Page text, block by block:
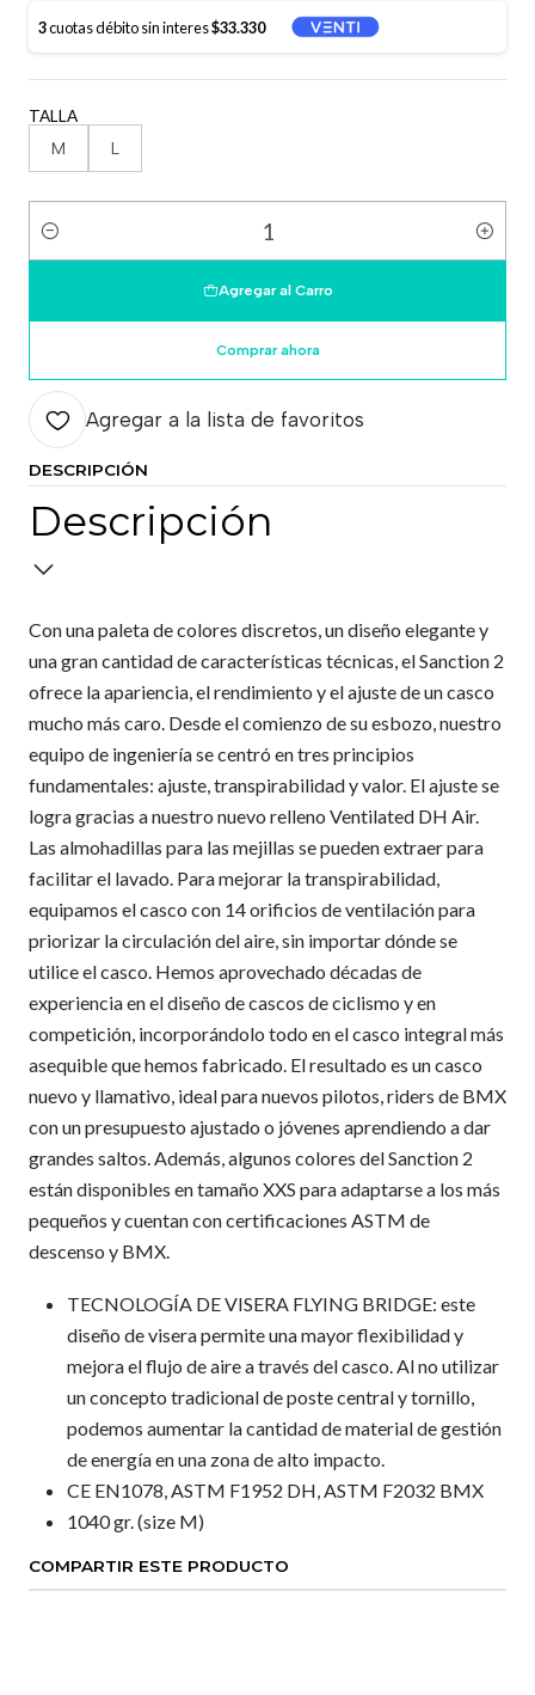
3cuotas débito sin interes$33.330
TALLA
M L
Cantidad
Agregar al Carro
Comprar ahora
Agregar a la lista de favoritos
DESCRIPCIÓN
Descripción
Con una paleta de colores discretos, un diseño elegante y
una gran cantidad de características técnicas, el Sanction 2
ofrece la apariencia, el rendimiento y el ajuste de un casco
mucho más caro. Desde el comienzo de su esbozo, nuestro
equipo de ingeniería se centró en tres principios
fundamentales: ajuste, transpirabilidad y valor. El ajuste se
logra gracias a nuestro nuevo relleno Ventilated DH Air.
Las almohadillas para las mejillas se pueden extraer para
facilitar el lavado. Para mejorar la transpirabilidad,
equipamos el casco con 14 orificios de ventilación para
priorizar la circulación del aire, sin importar dónde se
utilice el casco. Hemos aprovechado décadas de
experiencia en el diseño de cascos de ciclismo y en
competición, incorporándolo todo en el casco integral más
asequible que hemos fabricado. El resultado es un casco
nuevo y llamativo, ideal para nuevos pilotos, riders de BMX
con un presupuesto ajustado o jóvenes aprendiendo a dar
grandes saltos. Además, algunos colores del Sanction 2
están disponibles en tamaño XXS para adaptarse a los más
pequeños y cuentan con certificaciones ASTM de
descenso y BMX.
TECNOLOGÍA DE VISERA FLYING BRIDGE: este
diseño de visera permite una mayor flexibilidad y
mejora el flujo de aire a través del casco. Al no utilizar
un concepto tradicional de poste central y tornillo,
podemos aumentar la cantidad de material de gestión
de energía en una zona de alto impacto.
CE EN1078, ASTM F1952 DH, ASTM F2032 BMX
1040 gr. (size M)
COMPARTIR ESTE PRODUCTO